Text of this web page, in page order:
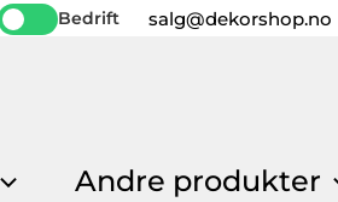
Bedrift salg@dekorshop.no
Andre produkter